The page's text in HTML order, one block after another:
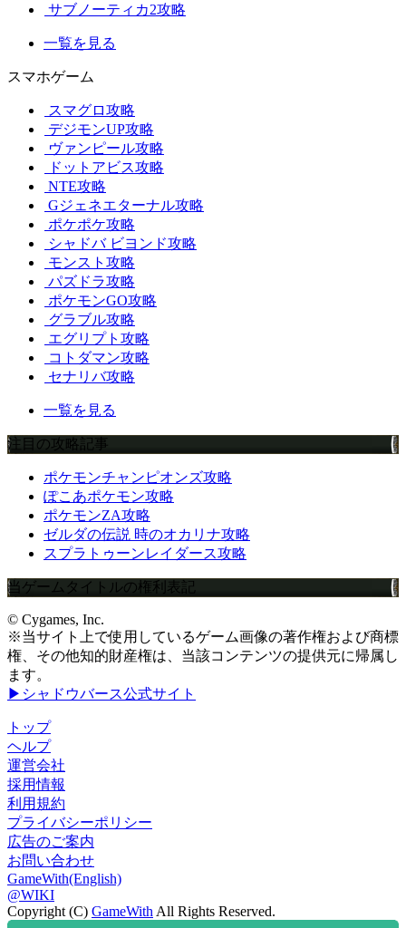
サブノーティカ2攻略
一覧を見る
スマホゲーム
スマグロ攻略
デジモンUP攻略
ヴァンピール攻略
ドットアビス攻略
NTE攻略
Gジェネエターナル攻略
ポケポケ攻略
シャドバ ビヨンド攻略
モンスト攻略
パズドラ攻略
ポケモンGO攻略
グラブル攻略
エグリプト攻略
コトダマン攻略
セナリバ攻略
一覧を見る
注目の攻略記事
ポケモンチャンピオンズ攻略
ぽこあポケモン攻略
ポケモンZA攻略
ゼルダの伝説 時のオカリナ攻略
スプラトゥーンレイダース攻略
当ゲームタイトルの権利表記
© Cygames, Inc.
※当サイト上で使用しているゲーム画像の著作権および商標
権、その他知的財産権は、当該コンテンツの提供元に帰属し
ます。
▶シャドウバース公式サイト
トップ
ヘルプ
運営会社
採用情報
利用規約
プライバシーポリシー
広告のご案内
お問い合わせ
GameWith(English)
@WIKI
Copyright (C) GameWith All Rights Reserved.